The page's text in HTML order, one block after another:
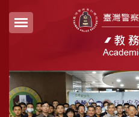
主
容